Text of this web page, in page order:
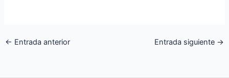
← Entrada anterior Entrada siguiente →